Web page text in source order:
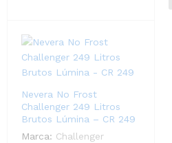
Nevera No Frost
Challenger 249 Litros
Brutos Lúmina – CR 249
Marca: Challenger